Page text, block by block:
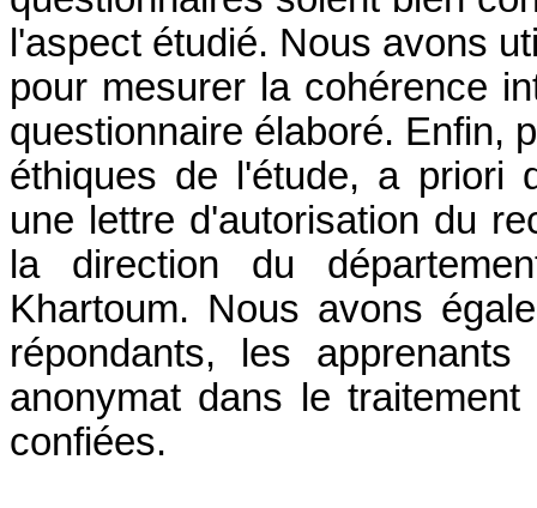
l'aspect étudié. Nous avons
pour mesurer la cohérence
questionnaire élaboré. Enfin,
éthiques de l'étude, a priori
une lettre d'autorisation du
la direction du
Khartoum. Nous avons
répondants, les
anonymat dans le
confiées.